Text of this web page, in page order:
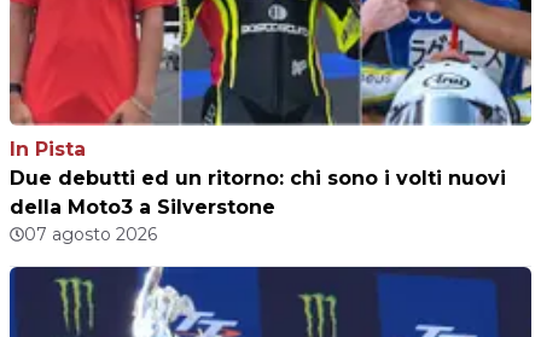
In Pista
Due debutti ed un ritorno: chi sono i volti nuovi
della Moto3 a Silverstone
07 agosto 2026